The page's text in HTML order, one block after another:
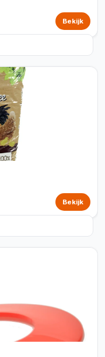
Bekijk
Bekijk